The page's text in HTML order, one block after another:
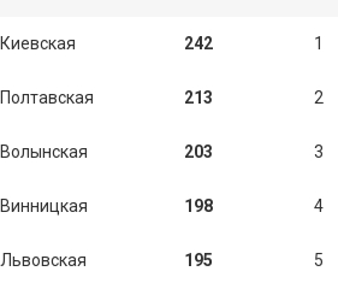
Киевская 242 1
Полтавская 213 2
Волынская 203 3
Винницкая 198 4
Львовская 195 5